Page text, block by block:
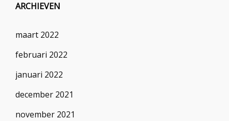
ARCHIEVEN
maart 2022
februari 2022
januari 2022
december 2021
november 2021